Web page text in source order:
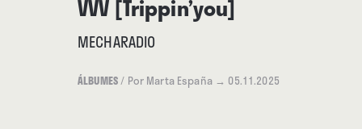
VVV [Trippin’you]
MECHARADIO
ÁLBUMES/ Por Marta España → 05.11.2025